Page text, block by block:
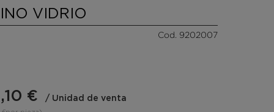
VIDRIO
Cod. 9202007
€ / Unidad de venta